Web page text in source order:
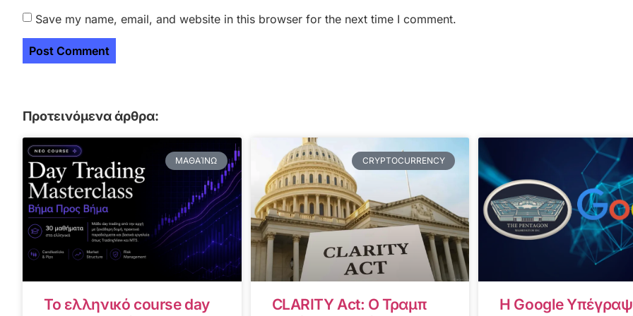
Save my name, email, and website in this browser for the next time I comment.
Προτεινόμενα άρθρα:
ΜΑΘΑΊΝΩ
Το ελληνικό course day
CRYPTOCURRENCY
CLARITY Act: Ο Τραμπ
Η Google